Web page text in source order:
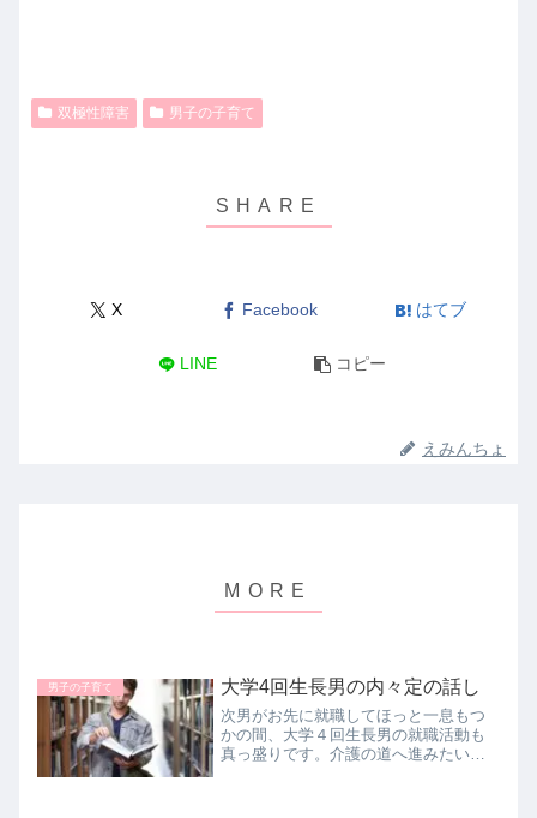
双極性障害 男子の子育て
X Facebook はてブ
LINE コピー
えみんちょ
男子の子育て 大学4回生長男の内々定の話し
次男がお先に就職してほっと一息もつ
かの間、大学４回生長男の就職活動も
真っ盛りです。介護の道へ進みたいと